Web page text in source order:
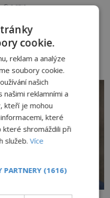
2.5TIS
peklech!“ povykuje
mladší Barboru. Ta jí
První je zarytá
kališnice. A každá z
slavného hradu
boje. Za manželku má
cookie.
reklam a analýze
soubory cookie.
našich
reklamními a
kteří je mohou
které
shromáždili při
služeb.Více
PARTNERY (1616)